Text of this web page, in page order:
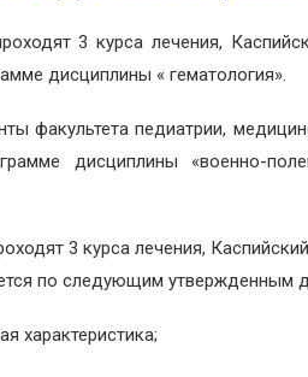
3 курса лечения,
дисциплины « гематология».
факультета педиатрии,
дисциплины «военно-
3 курса лечения, Каспийский
по следующим утвержденным
характеристика;